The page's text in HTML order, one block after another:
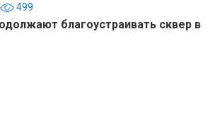
499
благоустраивать сквер в